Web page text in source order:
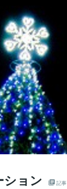
ョン 記事